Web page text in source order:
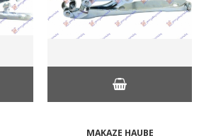
MAKAZE HAUBE